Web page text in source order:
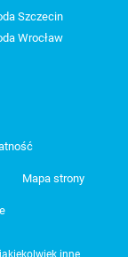
Szczecin
Wrocław
Mapa strony
inne